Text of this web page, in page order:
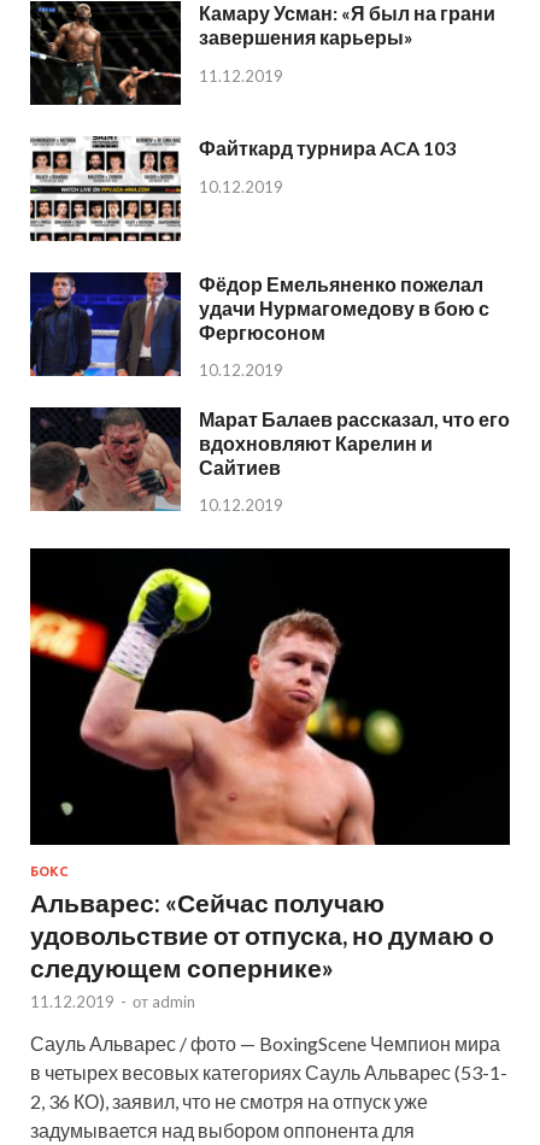
Камару Усман: «Я был на грани
завершения карьеры»
11.12.2019
Файткард турнира ACA 103
10.12.2019
Фёдор Емельяненко пожелал
удачи Нурмагомедову в бою с
Фергюсоном
10.12.2019
Марат Балаев рассказал, что его
вдохновляют Карелин и
Сайтиев
10.12.2019
БОКС
Альварес: «Сейчас получаю
удовольствие от отпуска, но думаю о
следующем сопернике»
11.12.2019 - от admin
Сауль Альварес / фото — BoxingScene Чемпион мира
в четырех весовых категориях Сауль Альварес (53-1-
2, 36 КО), заявил, что не смотря на отпуск уже
задумывается над выбором оппонента для